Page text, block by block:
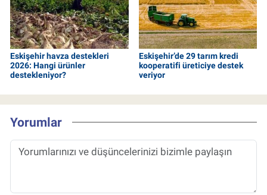
Eskişehir havza destekleri
2026: Hangi ürünler
destekleniyor?
Eskişehir’de 29 tarım kredi
kooperatifi üreticiye destek
veriyor
Yorumlar